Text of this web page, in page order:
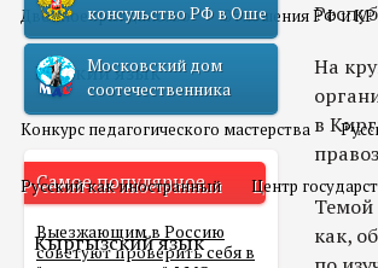
Двойное гражданство Отношения РФ и КР
Русский язык
Конкурс педагогического мастерства
Русский как иностранный Центр
Кыргызский язык
консульство РФ в Оше
Московский дом
соотечественника
Самое популярное
Выезжающим в Россию
советуют проверить себя в
На
в
Темой
как,